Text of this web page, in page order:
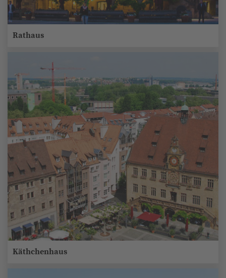
Rathaus
Käthchenhaus